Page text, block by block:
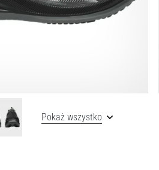
Pokaż wszystko